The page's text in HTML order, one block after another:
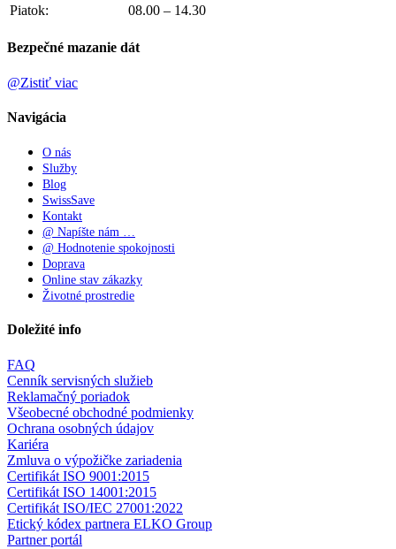
Piatok:
08.00 – 14.30
Bezpečné mazanie dát
@Zistiť viac
Navigácia
O nás
Služby
Blog
SwissSave
Kontakt
@ Napíšte nám …
@ Hodnotenie spokojnosti
Doprava
Online stav zákazky
Životné prostredie
Doležité info
FAQ
Cenník servisných služieb
Reklamačný poriadok
Všeobecné obchodné podmienky
Ochrana osobných údajov
Kariéra
Zmluva o výpožičke zariadenia
Certifikát ISO 9001:2015
Certifikát ISO 14001:2015
Certifikát ISO/IEC 27001:2022
Etický kódex partnera ELKO Group
Partner portál